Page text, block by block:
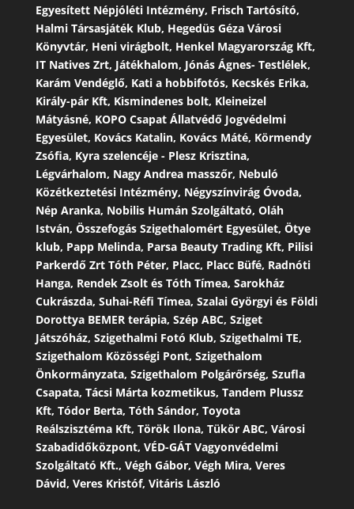
Egyesített Népjóléti Intézmény, Frisch Tartósító,
Halmi Társasjáték Klub, Hegedüs Géza Városi
Könyvtár, Heni virágbolt, Henkel Magyarország Kft,
IT Natives Zrt, Játékhalom, Jónás Ágnes- Testlélek,
Karám Vendéglő, Kati a hobbifotós, Kecskés Erika,
Király-pár Kft, Kismindenes bolt, Kleineizel
Mátyásné, KOPO Csapat Állatvédő Jogvédelmi
Egyesület, Kovács Katalin, Kovács Máté, Körmendy
Zsófia, Kyra szelencéje - Plesz Krisztina,
Légvárhalom, Nagy Andrea masszőr, Nebuló
Közétkeztetési Intézmény, Négyszínvirág Óvoda,
Nép Aranka, Nobilis Humán Szolgáltató, Oláh
István, Összefogás Szigethalomért Egyesület, Ötye
klub, Papp Melinda, Parsa Beauty Trading Kft, Pilisi
Parkerdő Zrt Tóth Péter, Placc, Placc Büfé, Radnóti
Hanga, Rendek Zsolt és Tóth Tímea, Sarokház
Cukrászda, Suhai-Réfi Tímea, Szalai Györgyi és Földi
Dorottya BEMER terápia, Szép ABC, Sziget
Játszóház, Szigethalmi Fotó Klub, Szigethalmi TE,
Szigethalom Közösségi Pont, Szigethalom
Önkormányzata, Szigethalom Polgárőrség, Szufla
Csapata, Tácsi Márta kozmetikus, Tandem Plussz
Kft, Tódor Berta, Tóth Sándor, Toyota
Reálszisztéma Kft, Török Ilona, Tükör ABC, Városi
Szabadidőközpont, VÉD-GÁT Vagyonvédelmi
Szolgáltató Kft., Végh Gábor, Végh Mira, Veres
Dávid, Veres Kristóf, Vitáris László